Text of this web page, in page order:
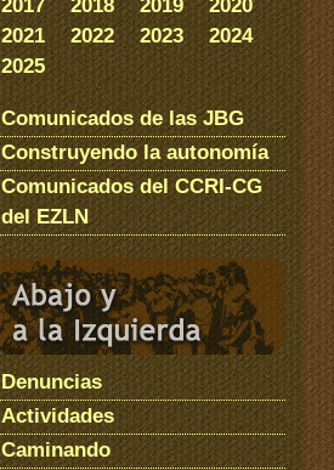
2017
2018 2019
2020
2021
2022 2023
2024
2025
Comunicados de las JBG
Construyendo la autonomía
Comunicados del CCRI-CG
del EZLN
Denuncias
Actividades
Caminando